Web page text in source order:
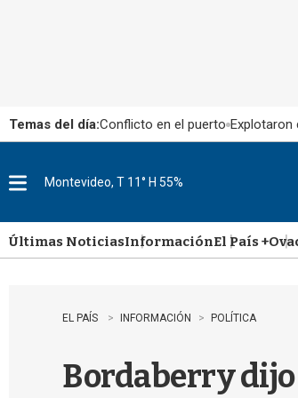
Temas del día:Conflicto en el puerto Explotaron
u
Montevideo, T 11° H 55%
Últimas NoticiasInformaciónEl País +
EL PAÍS INFORMACIÓN POLÍTICA
Bordaberry